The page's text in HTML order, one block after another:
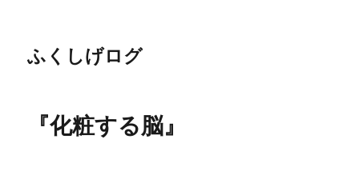
ふくしげログ
『化粧する脳』